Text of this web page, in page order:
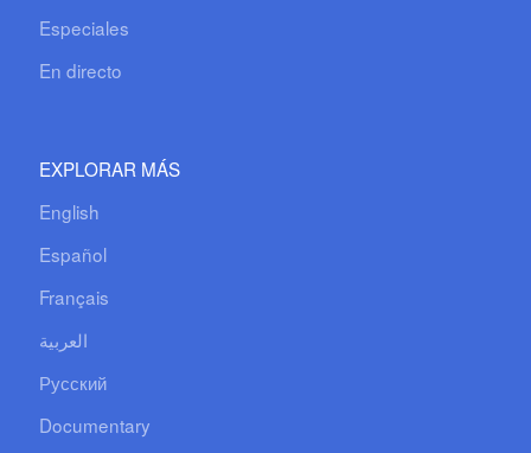
Especiales
En directo
EXPLORAR MÁS
English
Español
Français
العربية
Русский
Documentary